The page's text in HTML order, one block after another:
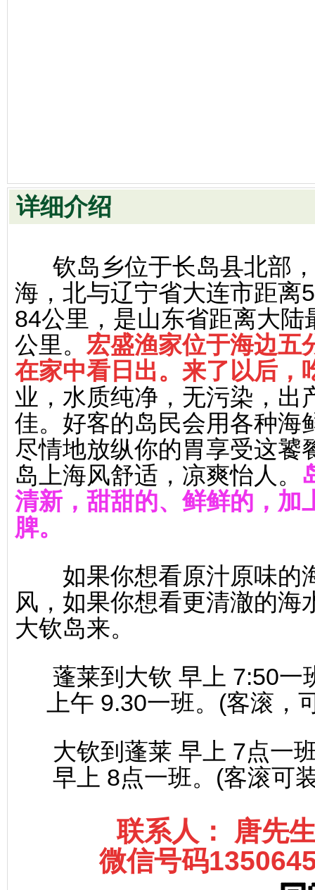
详细介绍
钦岛乡位于长岛县北部，
海，北与辽宁省大连市距离
84公里，是山东省距离大
公里。 宏盛渔家位于海边五
在家中看日出。来了以后，
业，水质纯净，无污染，出
佳。好客的岛民会用各种海
尽情地放纵你的胃享受这饕
岛上海风舒适，凉爽怡人。
清新，甜甜的、鲜鲜的，加
脾。
如果你想看原汁原味的
风，如果你想看更清澈的海
大钦岛来。
蓬莱到大钦 早上 7:50一
上午 9.30一班。(客滚
大钦到蓬莱 早上 7点一
早上 8点一班。(客滚可
联系人： 唐先
微信号码